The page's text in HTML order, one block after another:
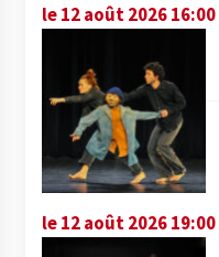
le 12 août 2026 16:00
le 12 août 2026 19:00